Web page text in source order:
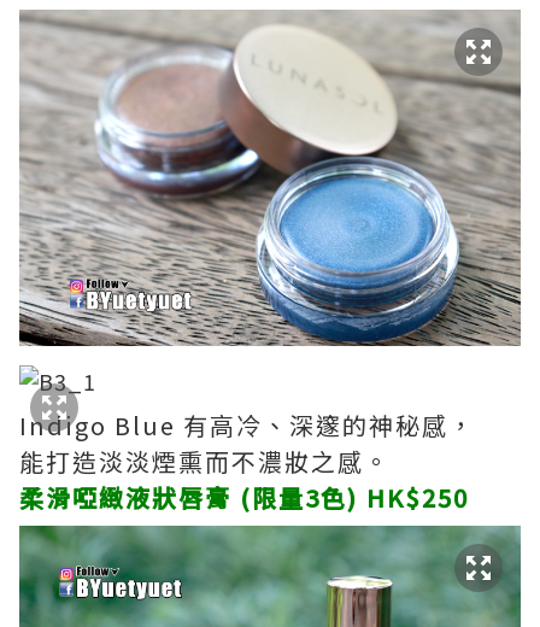
Indigo Blue 有高冷、深邃的神秘感，
能打造淡淡煙熏而不濃妝之感。
柔滑啞緻液狀唇膏 (限量3色) HK$250